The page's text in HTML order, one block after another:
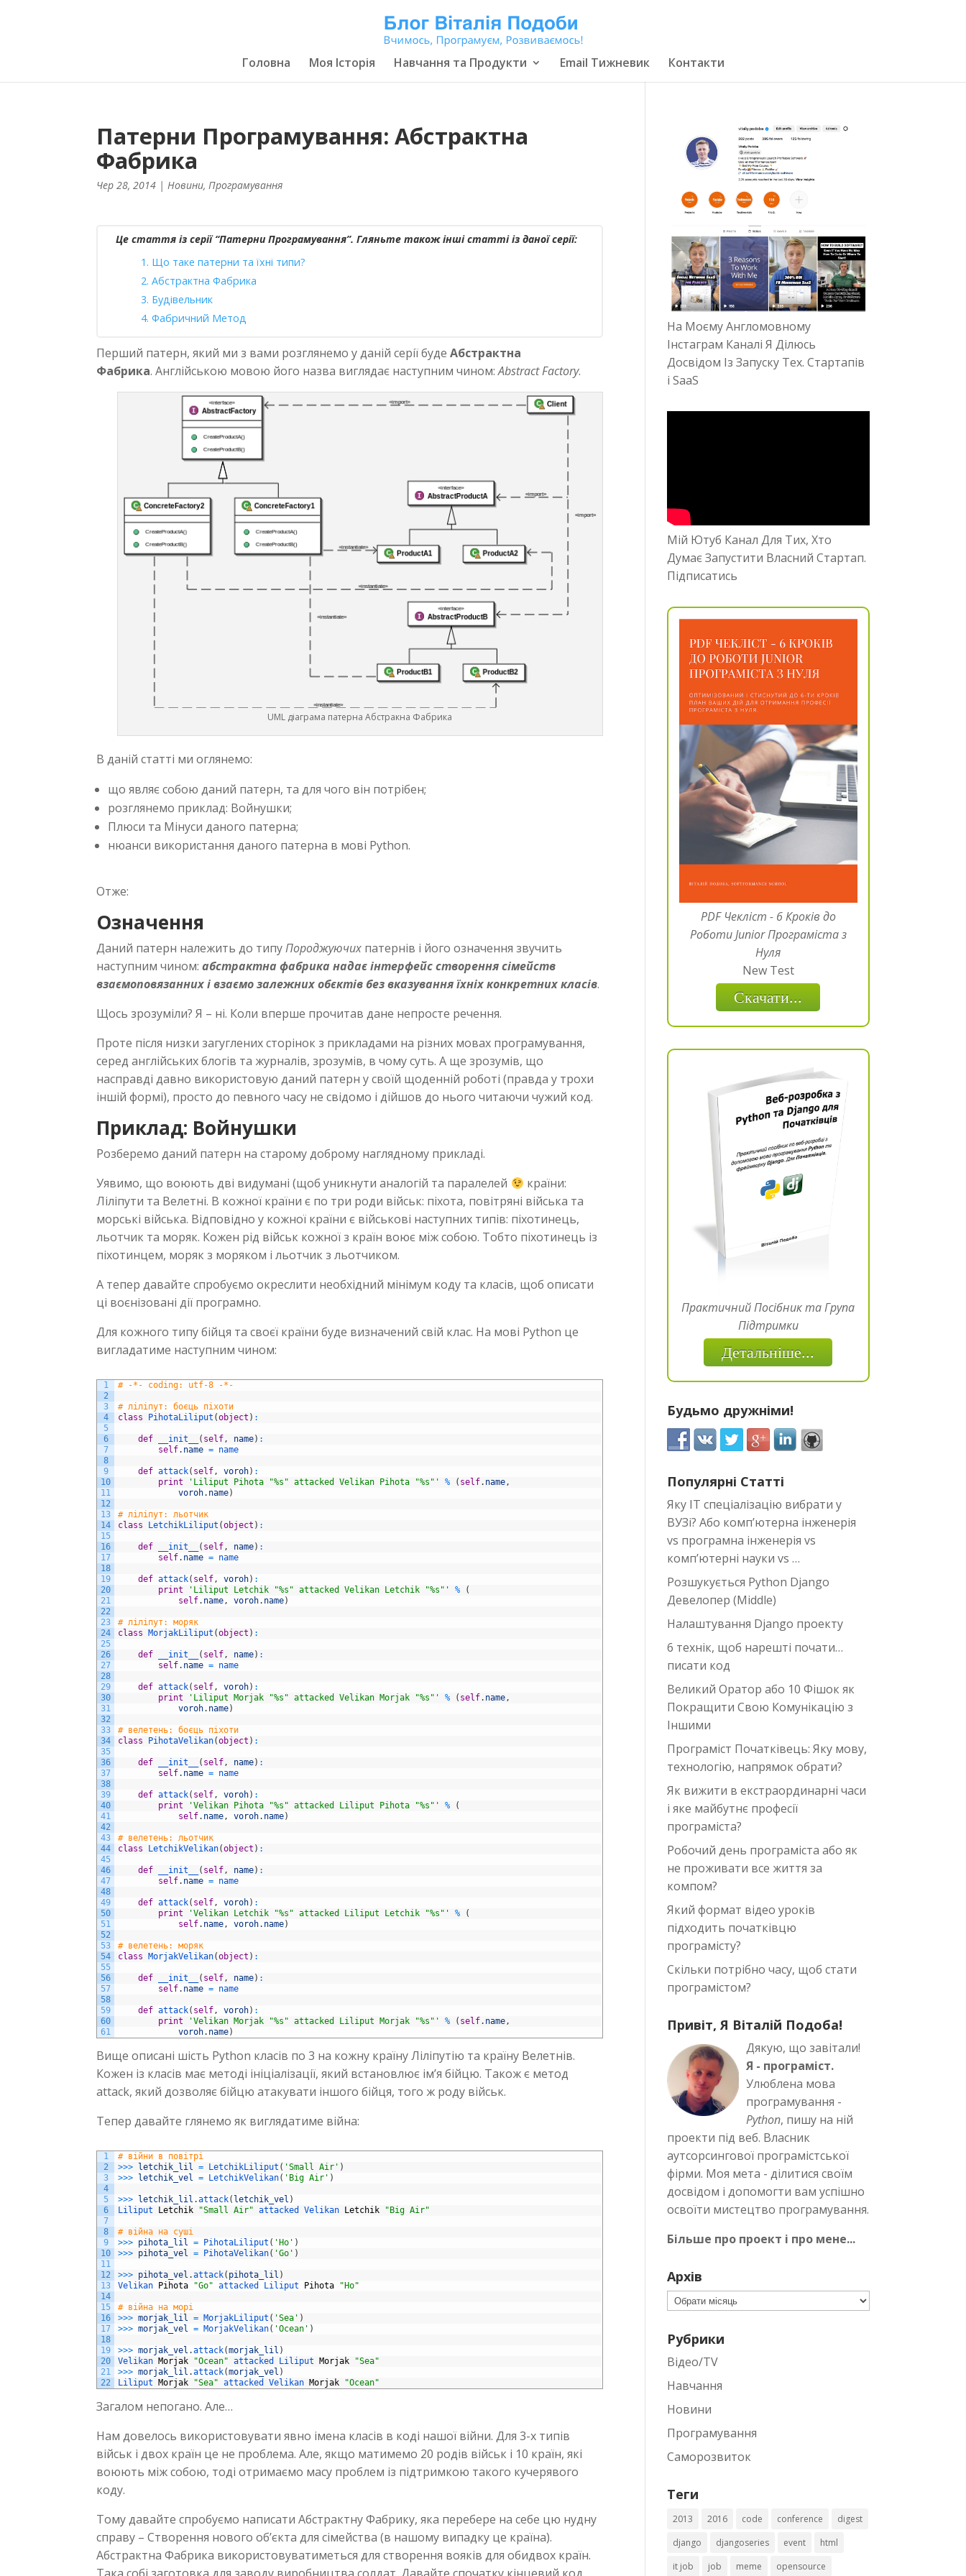
Головна Моя Історія Навчання та Продукти Email Тижневик Контакти
Патерни Програмування: Абстрактна
Фабрика
Чер 28, 2014 |Новини,Програмування
Це стаття із серії “Патерни Програмування”. Гляньте також інші статті із даної серії:
1. Що таке патерни та їхні типи?
2. Абстрактна Фабрика
3. Будівельник
4. Фабричний Метод
Перший патерн, який ми з вами розглянемо у даній серії будеАбстрактна
Фабрика. Англійською мовою його назва виглядає наступним чином:Abstract Factory.
UML діаграма патерна Абстракна Фабрика
В даній статті ми оглянемо:
що являє собою даний патерн, та для чого він потрібен;
розглянемо приклад: Войнушки;
Плюси та Мінуси даного патерна;
нюанси використання даного патерна в мові Python.
Отже:
Означення
Даний патерн належить до типуПороджуючих патернів і його означення звучить
наступним чином:абстрактна фабрика надає інтерфейс створення сімейств
взаємоповязанних і взаємо залежних обєктів без вказування їхніх конкретних класів.
Щось зрозуміли? Я – ні. Коли вперше прочитав дане непросте речення.
Проте після низки загуглених сторінок з прикладами на різних мовах програмування,
серед англійських блогів та журналів, зрозумів, в чому суть. А ще зрозумів, що
насправді давно використовую даний патерн у своїй щоденній роботі (правда у трохи
іншій формі), просто до певного часу не свідомо і дійшов до нього читаючи чужий код.
Приклад: Войнушки
Розберемо даний патерн на старому доброму наглядному прикладі.
Уявимо, що воюють дві видумані (щоб уникнути аналогій та паралелей
країни:
Ліліпути та Велетні. В кожної країни є по три роди військ: піхота, повітряні війська та
морські війська. Відповідно у кожної країни є військові наступних типів: піхотинець,
льотчик та моряк. Кожен рід військ кожної з країн воює між собою. Тобто піхотинець із
піхотинцем, моряк з моряком і льотчик з льотчиком.
А тепер давайте спробуємо окреслити необхідний мінімум коду та класів, щоб описати
ці воєнізовані дії програмно.
Для кожного типу бійця та своєї країни буде визначений свій клас. На мові Python це
вигладатиме наступним чином:
1
2
3
4
5
6
7
8
9
10
11
12
13
14
15
16
17
18
19
20
21
22
23
24
25
26
27
28
29
30
31
32
33
34
35
36
37
38
39
40
41
42
43
44
45
46
47
48
49
50
51
52
53
54
55
56
57
58
59
60
61
# -*- coding: utf-8 -*-
# ліліпут: боєць піхоти
class
PihotaLiliput (object ) :
def __init__ ( self, name) :
self. name = name
def attack( self, voroh) :
print
'Liliput Pihota "%s" attacked Velikan Pihota "%s"' % ( self. name,
voroh. name)
# ліліпут: льотчик
class
LetchikLiliput (object ) :
def __init__ ( self, name) :
self. name = name
def attack( self, voroh) :
print
'Liliput Letchik "%s" attacked Velikan Letchik "%s"' %
(
self. name, voroh. name)
# ліліпут: моряк
class
MorjakLiliput (object ) :
def __init__ ( self, name) :
self. name = name
def attack( self, voroh) :
print
'Liliput Morjak "%s" attacked Velikan Morjak "%s"' % ( self. name,
voroh. name)
# велетень: боєць піхоти
class
PihotaVelikan(object ) :
def __init__ ( self, name) :
self. name = name
def attack( self, voroh) :
print
'Velikan Pihota "%s" attacked Liliput Pihota "%s"' %
(
self. name, voroh. name)
# велетень: льотчик
class
LetchikVelikan(object ) :
def __init__ ( self, name) :
self. name = name
def attack( self, voroh) :
print
'Velikan Letchik "%s" attacked Liliput Letchik "%s"' %
(
self. name, voroh. name)
# велетень: моряк
class
MorjakVelikan(object ) :
def __init__ ( self, name) :
self. name = name
def attack( self, voroh) :
print
'Velikan Morjak "%s" attacked Liliput Morjak "%s"' % ( self. name,
voroh. name)
Вище описані шість Python класів по 3 на кожну країну Ліліпутію та країну Велетнів.
Кожен із класів має методі ініціалізації, який встановлює ім’я бійцю. Також є метод
attack, який дозволяє бійцю атакувати іншого бійця, того ж роду військ.
Тепер давайте глянемо як виглядатиме війна:
1
2
3
4
5
6
7
8
9
10
11
12
13
14
15
16
17
18
19
20
21
22
# війни в повітрі
>>>
letchik_lil = LetchikLiliput ( 'Small Air' )
>>>
letchik_vel = LetchikVelikan( 'Big Air' )
>>> letchik_lil .attack( letchik_vel )
Liliput
Letchik "Small Air" attacked Velikan Letchik "Big Air"
# війна на суші
>>> pihota_lil = PihotaLiliput ( 'Ho' )
>>> pihota_vel = PihotaVelikan( 'Go' )
>>> pihota_vel .attack( pihota_lil )
Velikan
Pihota "Go" attacked Liliput Pihota "Ho"
# війна на морі
>>> morjak_lil = MorjakLiliput ( 'Sea' )
>>> morjak_vel = MorjakVelikan( 'Ocean' )
>>> morjak_vel .attack(morjak_lil )
Velikan Morjak "Ocean" attacked Liliput Morjak
"Sea"
>>> morjak_lil .attack(morjak_vel )
Liliput Morjak "Sea" attacked Velikan Morjak "Ocean"
Загалом непогано. Але…
Нам довелось використовувати явно імена класів в коді нашої війни. Для 3-х типів
військ і двох країн це не проблема. Але, якщо матимемо 20 родів військ і 10 країн, які
воюють між собою, тоді отримаємо масу проблем із підтримкою такого кучерявого
коду.
Тому давайте спробуємо написати Абстрактну Фабрику, яка перебере на себе цю нудну
справу – Створення нового об’єкта для сімейства (в нашому випадку це країна).
Абстрактна Фабрика використовуватиметься для створення вояків для обидвох країн.
На Моєму Англомовному
Інстаграм Каналі Я Ділюсь
Досвідом Із Запуску Тех. Стартапів
і SaaS
Мій Ютуб Канал Для Тих, Хто
Думає Запустити Власний Стартап.
Підписатись
PDF Чекліст - 6 Кроків до
Роботи Junior Програміста з
Нуля
New Test
Скачати...
Практичний Посібник та Група
Підтримки
Детальніше...
Будьмо дружніми!
Популярні Статті
Яку IT спеціалізацію вибрати у
ВУЗі? Або комп’ютерна інженерія
vs програмна інженерія vs
комп’ютерні науки vs …
Розшукується Python Django
Девелопер (Middle)
Налаштування Django проекту
6 технік, щоб нарешті почати…
писати код
Великий Оратор або 10 Фішок як
Покращити Свою Комунікацію з
Іншими
Програміст Початківець: Яку мову,
технологію, напрямок обрати?
Як вижити в екстраординарні часи
i яке майбутнє професії
програміста?
Робочий день програміста або як
не проживати все життя за
компом?
Який формат відео уроків
підходить початківцю
програмісту?
Скільки потрібно часу, щоб стати
програмістом?
Привіт, Я Віталій Подоба!
Дякую, що завітали!
Я - програміст.
Улюблена мова
програмування -
Python, пишу на ній
проекти під веб. Власник
аутсорсингової програмістської
фірми. Моя мета - ділитися своїм
досвідом і допомогти вам успішно
освоїти мистецтво програмування.
Більше про проект і про мене...
Архів
Архів
Рубрики
Відео/TV
Навчання
Новини
Програмування
Саморозвиток
Теги
2013 2016 code conference
digest
django
djangoseries event
html
it job
job meme opensource